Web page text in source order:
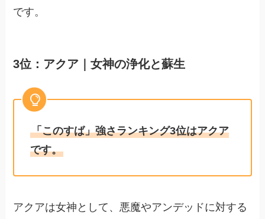
です。
3位：アクア｜女神の浄化と蘇生
「このすば」強さランキング3位はアクア
です。
アクアは女神として、悪魔やアンデッドに対する